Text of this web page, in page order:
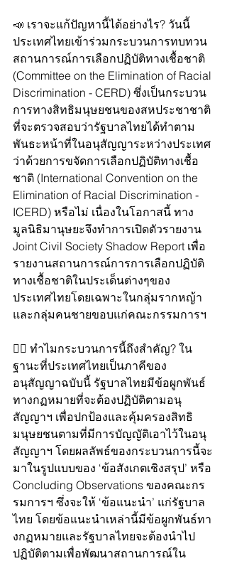
📣 เราจะแก้ปัญหานี้ได้อย่างไร? วันนี้
ประเทศไทยเข้าร่วมกระบวนการทบทวน
สถานการณ์การเลือกปฏิบัติทางเชื้อชาติ
(Committee on the Elimination of Racial
Discrimination - CERD) ซึ่งเป็นกระบวน
การทางสิทธิมนุษยชนของสหประชาชาติ
ที่จะตรวจสอบว่ารัฐบาลไทยได้ทำตาม
พันธะหน้าที่ในอนุสัญญาระหว่างประเทศ
ว่าด้วยการขจัดการเลือกปฏิบัติทางเชื้อ
ชาติ (International Convention on the
Elimination of Racial Discrimination -
ICERD) หรือไม่ เนื่องในโอกาสนี้ ทาง
มูลนิธิมานุษยะจึงทำการเปิดตัวรายงาน
Joint Civil Society Shadow Report เพื่อ
รายงานสถานการณ์การการเลือกปฏิบัติ
ทางเชื้อชาติในประเด็นต่างๆของ
ประเทศไทยโดยเฉพาะในกลุ่มรากหญ้า
และกลุ่มคนชายขอบแก่คณะกรรมการฯ
✊🏼 ทำไมกระบวนการนี้ถึงสำคัญ? ใน
ฐานะที่ประเทศไทยเป็นภาคีของ
อนุสัญญาฉบับนี้ รัฐบาลไทยมีข้อผูกพันธ์
ทางกฏหมายที่จะต้องปฏิบัติตามอนุ
สัญญาฯ เพื่อปกป้องและคุ้มครองสิทธิ
มนุษยชนตามที่มีการบัญญัติเอาไว้ในอนุ
สัญญาฯ โดยผลลัพธ์ของกระบวนการนี้จะ
มาในรูปแบบของ ‘ข้อสังเกตเชิงสรุป’ หรือ
Concluding Observations ของคณะกร
รมการฯ ซึ่งจะให้ ‘ข้อแนะนำ’ แก่รัฐบาล
ไทย โดยข้อแนะนำเหล่านี้มีข้อผูกพันธ์ทา
งกฏหมายและรัฐบาลไทยจะต้องนำไป
ปฏิบัติตามเพื่อพัฒนาสถานการณ์ใน